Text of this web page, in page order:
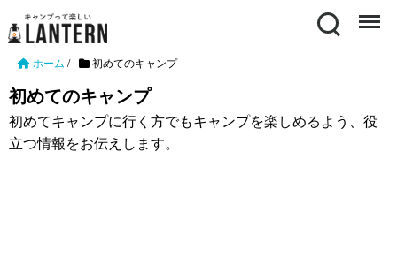
Search Menu
ホーム / 初めてのキャンプ
初めてのキャンプ
初めてキャンプに行く方でもキャンプを楽しめるよう、役
立つ情報をお伝えします。